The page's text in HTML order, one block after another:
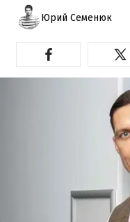
Юрий Семенюк